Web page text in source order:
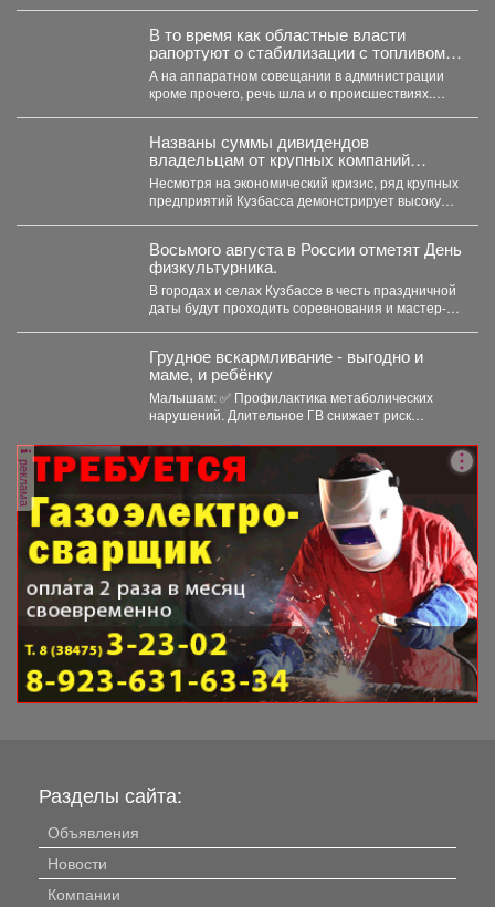
аэродрома...
В то время как областные власти
рапортуют о стабилизации с топливом в
Кузбассе, пожарные предупреждают
тех, кто перестраховался и набрал
бензина и дизтоплива впрок.
А на аппаратном совещании в администрации
кроме прочего, речь шла и о происшествиях.
Названы суммы дивидендов
владельцам от крупных компаний
Кузбасса
Несмотря на экономический кризис, ряд крупных
предприятий Кузбасса демонстрирует высокую
Восьмого августа в России отметят День
физкультурника.
В городах и селах Кузбассе в честь праздничной
даты будут проходить соревнования и мастер-
Грудное вскармливание - выгодно и
маме, и ребёнку
Малышам: ✅ Профилактика метаболических
нарушений. Длительное ГВ снижает риск
реклама
Разделы сайта:
Объявления
Новости
Компании